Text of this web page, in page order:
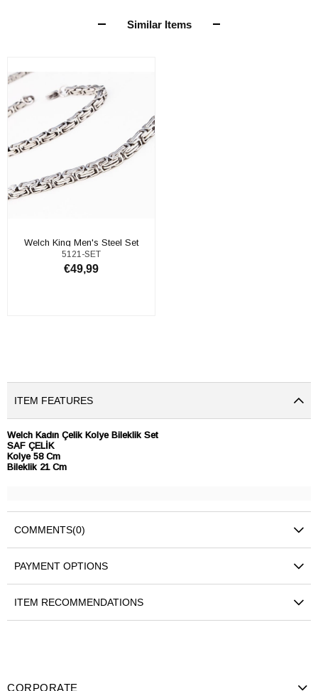
Similar Items
Welch King Men's Steel Set
5121-SET
€49,99
ITEM FEATURES
​Welch Kadın Çelik Kolye Bileklik Set
SAF ÇELİK
Kolye 58 Cm
Bileklik 21 Cm
COMMENTS(0)
PAYMENT OPTIONS
ITEM RECOMMENDATIONS
CORPORATE